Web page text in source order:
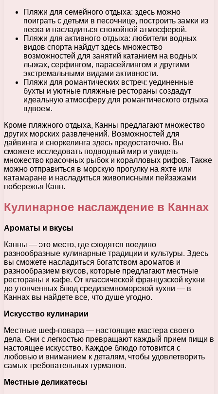
Пляжи для семейного отдыха: здесь можно
поиграть с детьми в песочнице, построить замки из
песка и насладиться спокойной атмосферой.
Пляжи для активного отдыха: любители водных
видов спорта найдут здесь множество
возможностей для занятий катанием на водных
лыжах, серфингом, парасейлингом и другими
экстремальными видами активности.
Пляжи для романтических встреч: уединенные
бухты и уютные пляжные рестораны создадут
идеальную атмосферу для романтического отдыха
вдвоем.
Кроме пляжного отдыха, Канны предлагают множество
других морских развлечений. Возможностей для
дайвинга и сноркелинга здесь предостаточно. Вы
сможете исследовать подводный мир и увидеть
множество красочных рыбок и коралловых рифов. Также
можно отправиться в морскую прогулку на яхте или
катамаране и насладиться живописными пейзажами
побережья Канн.
Кулинарное наслаждение в Каннах
Ароматы и вкусы
Канны — это место, где сходятся воедино
разнообразные кулинарные традиции и культуры. Здесь
вы сможете насладиться богатством ароматов и
разнообразием вкусов, которые предлагают местные
рестораны и кафе. От классической французской кухни
до утонченных блюд средиземноморской кухни — в
Каннах вы найдете все, что душе угодно.
Искусство кулинарии
Местные шеф-повара — настоящие мастера своего
дела. Они с легкостью превращают каждый прием пищи в
настоящее искусство. Каждое блюдо готовится с
любовью и вниманием к деталям, чтобы удовлетворить
самых требовательных гурманов.
Местные деликатесы